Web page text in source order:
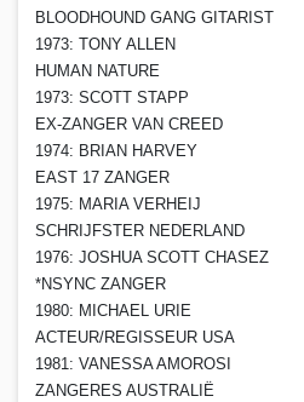
BLOODHOUND GANG GITARIST
1973: TONY ALLEN
HUMAN NATURE
1973: SCOTT STAPP
EX-ZANGER VAN CREED
1974: BRIAN HARVEY
EAST 17 ZANGER
1975: MARIA VERHEIJ
SCHRIJFSTER NEDERLAND
1976: JOSHUA SCOTT CHASEZ
*NSYNC ZANGER
1980: MICHAEL URIE
ACTEUR/REGISSEUR USA
1981: VANESSA AMOROSI
ZANGERES AUSTRALIË